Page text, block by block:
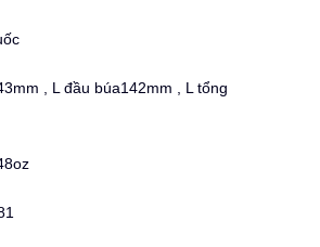
, L đầu búa142mm , L tổng